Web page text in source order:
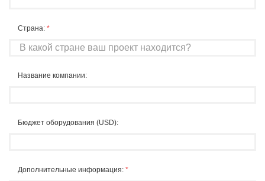
Страна: *
Название компании:
Бюджет оборудования (USD):
Дополнительные информация: *